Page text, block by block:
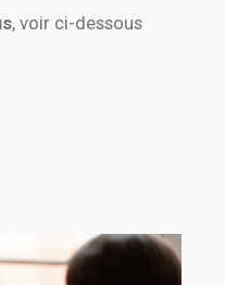
, voir ci-dessous